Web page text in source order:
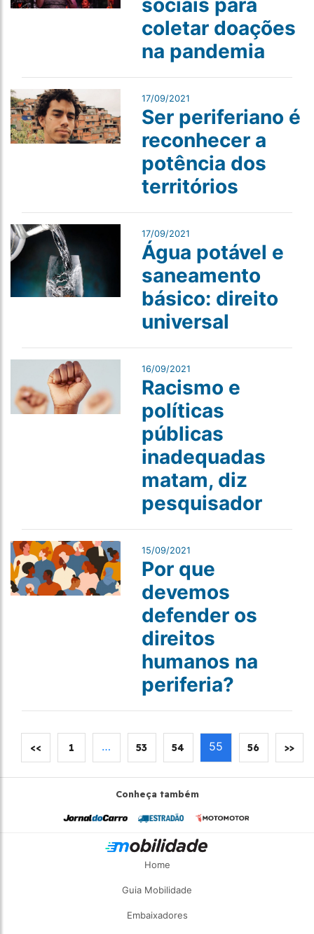
sociais para
coletar doações
na pandemia
17/09/2021
Ser periferiano é
reconhecer a
potência dos
territórios
17/09/2021
Água potável e
saneamento
básico: direito
universal
16/09/2021
Racismo e
políticas
públicas
inadequadas
matam, diz
pesquisador
15/09/2021
Por que
devemos
defender os
direitos
humanos na
periferia?
<< 1 … 53 54 55 56 >>
Conheça também
Home
Guia Mobilidade
Embaixadores